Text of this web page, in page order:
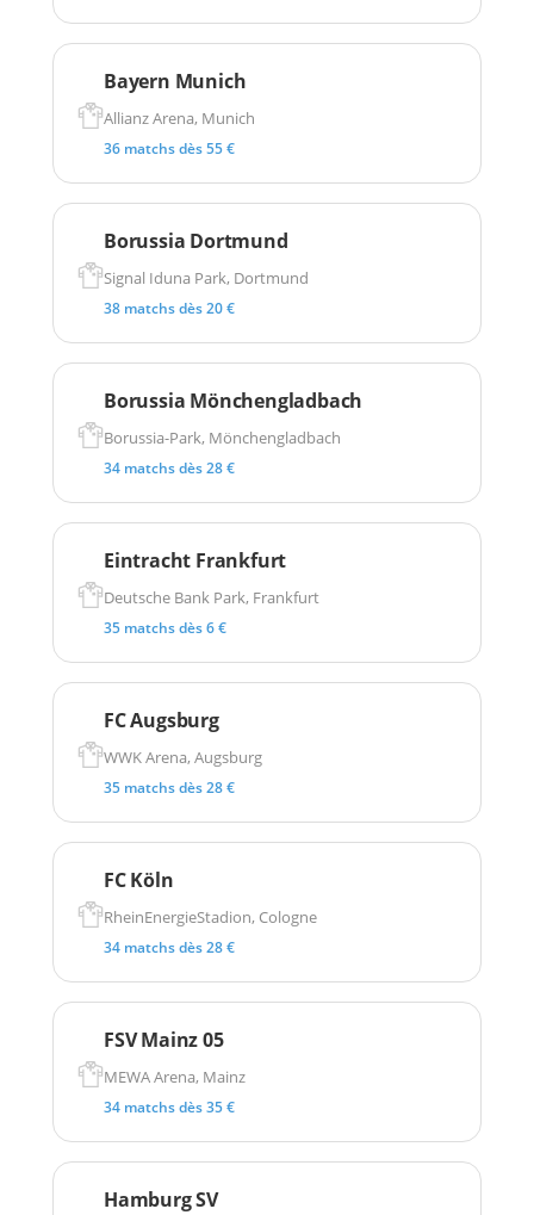
Bayern Munich
Allianz Arena, Munich
36 matchs dès 55 €
Borussia Dortmund
Signal Iduna Park, Dortmund
38 matchs dès 20 €
Borussia Mönchengladbach
Borussia-Park, Mönchengladbach
34 matchs dès 28 €
Eintracht Frankfurt
Deutsche Bank Park, Frankfurt
35 matchs dès 6 €
FC Augsburg
WWK Arena, Augsburg
35 matchs dès 28 €
FC Köln
RheinEnergieStadion, Cologne
34 matchs dès 28 €
FSV Mainz 05
MEWA Arena, Mainz
34 matchs dès 35 €
Hamburg SV